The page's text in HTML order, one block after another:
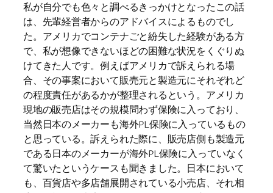
私が自分でも色々と調べるきっかけとなったこの話
は、先輩経営者からのアドバイスによるものでし
た。アメリカでコンテナごと紛失した経験がある方
で、私が想像できないほどの困難な状況をくぐりぬ
けてきた人です。例えばアメリカで訴えられる場
合、その事案において販売元と製造元にそれぞれど
の程度責任があるかが整理されるという。アメリカ
現地の販売店はその規模問わず保険に入っており、
当然日本のメーカーも海外PL保険に入っているもの
と思っている。訴えられた際に、販売店側も製造元
である日本のメーカーが海外PL保険に入っていなく
て驚いたというケースも聞きました。日本において
も、百貨店や多店舗展開されている小売店、それ相